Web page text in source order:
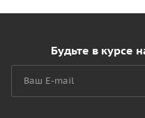
Будьте в курсе